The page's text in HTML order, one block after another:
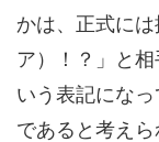
かは、正式に
ア）！？」と
いう表記になっ
であると考えら